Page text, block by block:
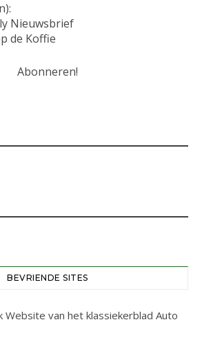
Nieuwsbrief
de Koffie
BEVRIENDE SITES
Website van het klassiekerblad Auto